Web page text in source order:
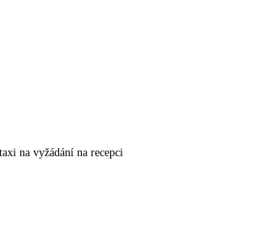
na vyžádání na recepci